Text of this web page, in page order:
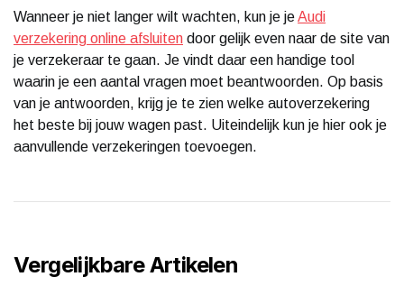
Wanneer je niet langer wilt wachten, kun je jeAudi
verzekering online afsluiten door gelijk even naar de site van
je verzekeraar te gaan. Je vindt daar een handige tool
waarin je een aantal vragen moet beantwoorden. Op basis
van je antwoorden, krijg je te zien welke autoverzekering
het beste bij jouw wagen past. Uiteindelijk kun je hier ook je
aanvullende verzekeringen toevoegen.
Vergelijkbare Artikelen